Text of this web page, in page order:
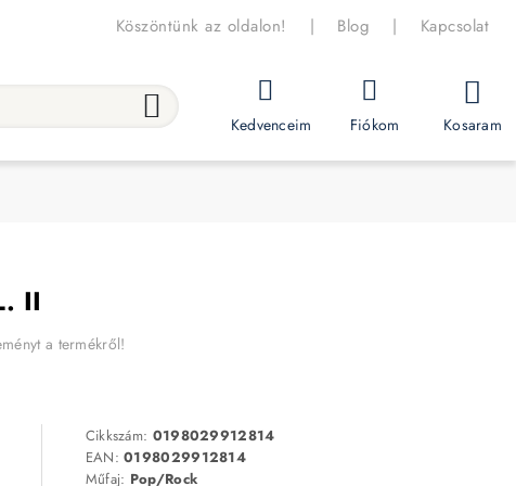
Köszöntünk az oldalon! | Blog | Kapcsolat
Kedvenceim Fiókom Kosaram
II
a termékről!
Cikkszám: 0198029912814
EAN:0198029912814
Műfaj: Pop/Rock